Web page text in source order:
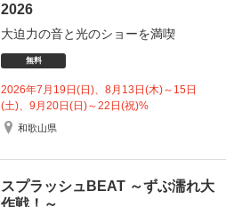
2026
大迫力の音と光のショーを満喫
無料
2026年7月19日(日)、8月13日(木)～15日
(土)、9月20日(日)～22日(祝)%
和歌山県
スプラッシュBEAT ～ずぶ濡れ大
作戦！～